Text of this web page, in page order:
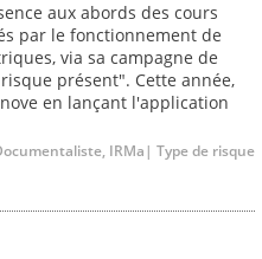
aux abords des cours
par le fonctionnement de
via sa campagne de
présent". Cette année,
en lançant l'application
IRMa| Type de risque